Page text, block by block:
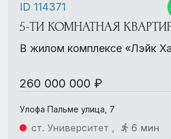
5-ТИ КОМНАТНАЯ
В жилом комплексе «Лэйк
260 000 000 ₽
Улофа Пальме улица, 7
ст. Университет ,
6 мин
ID 114371